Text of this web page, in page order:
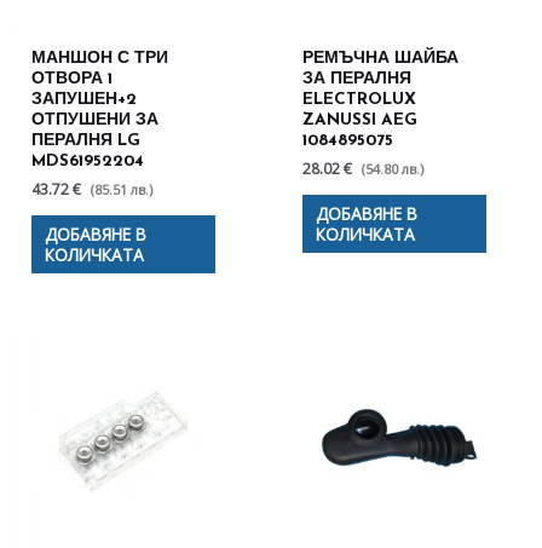
МАНШОН С ТРИ
ОТВОРА 1
ЗАПУШЕН+2
ОТПУШЕНИ ЗА
ПЕРАЛНЯ LG
MDS61952204
43.72 € (85.51 лв.)
ДОБАВЯНЕ В
КОЛИЧКАТА
РЕМЪЧНА ШАЙБА
ЗА ПЕРАЛНЯ
ELECTROLUX
ZANUSSI AEG
1084895075
28.02 € (54.80 лв.)
ДОБАВЯНЕ В
КОЛИЧКАТА